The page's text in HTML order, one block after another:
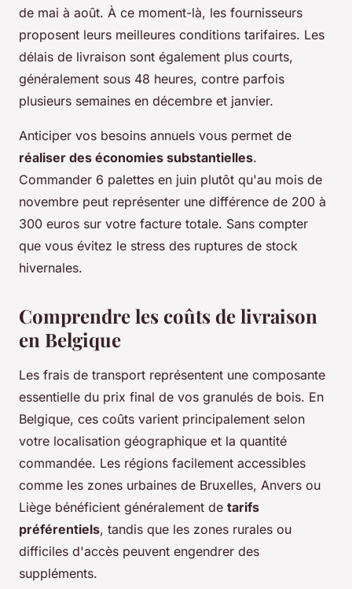
de mai à août. À ce moment-là, les fournisseurs
proposent leurs meilleures conditions tarifaires. Les
délais de livraison sont également plus courts,
généralement sous 48 heures, contre parfois
plusieurs semaines en décembre et janvier.
Anticiper vos besoins annuels vous permet de
réaliser des économies substantielles.
Commander 6 palettes en juin plutôt qu'au mois de
novembre peut représenter une différence de 200 à
300 euros sur votre facture totale. Sans compter
que vous évitez le stress des ruptures de stock
hivernales.
Comprendre les coûts de livraison
en Belgique
Les frais de transport représentent une composante
essentielle du prix final de vos granulés de bois. En
Belgique, ces coûts varient principalement selon
votre localisation géographique et la quantité
commandée. Les régions facilement accessibles
comme les zones urbaines de Bruxelles, Anvers ou
Liège bénéficient généralement de tarifs
préférentiels, tandis que les zones rurales ou
difficiles d'accès peuvent engendrer des
suppléments.